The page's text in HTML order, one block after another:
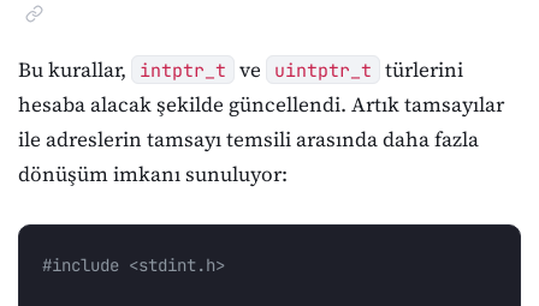
Bu kurallar, intptr_t ve uintptr_t
türlerini
hesaba alacak şekilde güncellendi. Artık tamsayılar
ile adreslerin tamsayı temsili arasında daha fazla
dönüşüm imkanı sunuluyor:
#include <stdint.h>